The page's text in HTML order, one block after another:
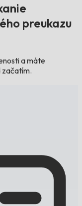
preukazu
a máte
začatím.